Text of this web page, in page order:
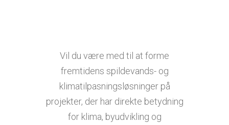
Vil du være med til at forme
fremtidens spildevands- og
klimatilpasningsløsninger på
projekter, der har direkte betydning
for klima, byudvikling og